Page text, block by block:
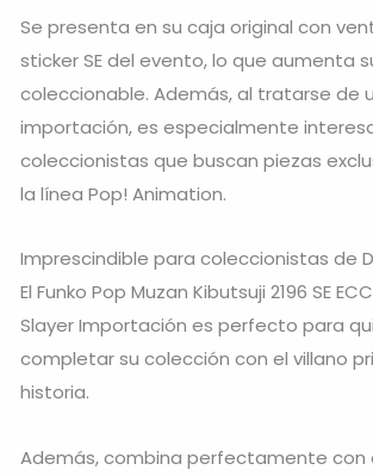
Se presenta en su caja original con
sticker SE del evento, lo que aumenta
coleccionable. Además, al tratarse de
importación, es especialmente
coleccionistas que buscan piezas
la línea Pop! Animation.
Imprescindible para coleccionistas de
El Funko Pop Muzan Kibutsuji 2196 SE
Slayer Importación es perfecto para
completar su colección con el villano
historia.
Además, combina perfectamente con